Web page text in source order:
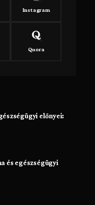
Instagram
Quora
előnyei:
és egészségügyi